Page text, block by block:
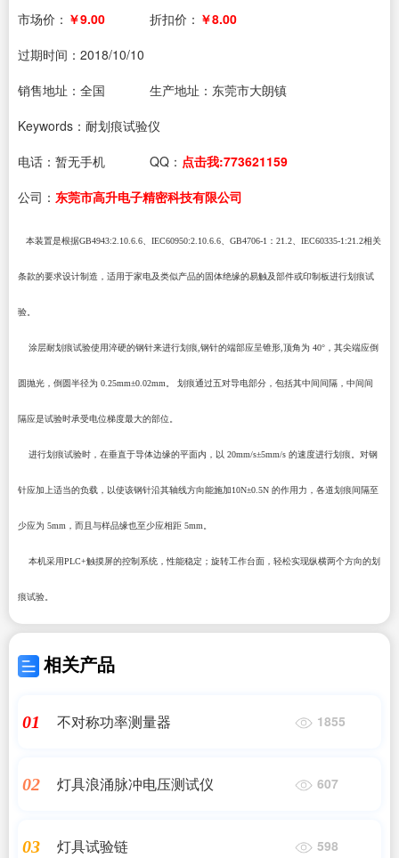
市场价： ￥9.00 折扣价： ￥8.00
过期时间： 2018/10/10
销售地址：全国
生产地址：东莞市大朗镇
Keywords：耐划痕试验仪
电话： 暂无手机 QQ： 点击我:773621159
公司： 东莞市高升电子精密科技有限公司
本装置是根据GB4943:2.10.6 .6 IEC60950:2.10.6.6 GB4706-1 ： 21.2 IEC60335-1:21.2相关
条款的要求设计制造，适用于家电及类似产品的固体绝缘的易触及部件或印制板进行划痕试
验。
涂层耐划痕试验使用淬硬的钢针来进行划痕 钢针的端部应呈锥形 顶角为 40° ，其尖端应倒
圆抛光，倒圆半径为 0.25mm±0.02mm 。 划痕通过五对导电部分，包括其中间间隔，中间间
隔应是试验时承受电位梯度最大的部位。
进行划痕试验时，在垂直于导体边缘的平面内，以 20mm/s±5mm/s 的速度进行划痕。对钢
针应加上适当的负载，以使该钢针沿其轴线方向能施加10N±0.5N 的作用力，各道划痕间隔至
少应为 5mm ，而且与样品缘也至少应相距 5mm
本机采用PLC+触摸屏的控制系统，性能稳定；旋转工作台面，轻松实现纵横两个方向的划
痕试验。
相关产品
01 不对称功率测量器 1855
02 灯具浪涌脉冲电压测试仪 607
03 灯具试验链 598